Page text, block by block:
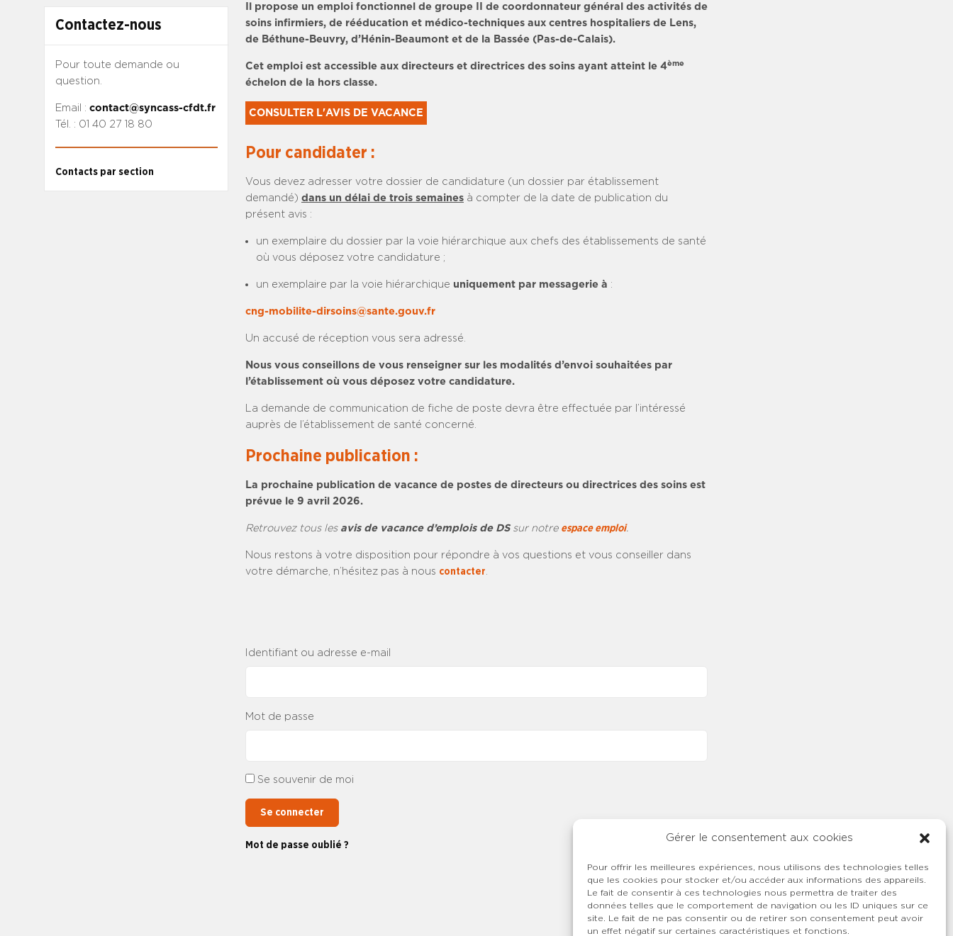
Gérer le consentement aux cookies
Pour offrir les meilleures expériences, nous utilisons des technologies telles
que les cookies pour stocker et/ou accéder aux informations des appareils.
Le fait de consentir à ces technologies nous permettra de traiter des
données telles que le comportement de navigation ou les ID uniques sur ce
site. Le fait de ne pas consentir ou de retirer son consentement peut avoir
un effet négatif sur certaines caractéristiques et fonctions.
Contactez-nous
Pour toute demande ou
question.
Email : contact@syncass-cfdt.fr
Tél. : 01 40 27 18 80
Contacts par section
Il propose un emploi fonctionnel de groupe II de coordonnateur général des activités de
soins infirmiers, de rééducation et médico-techniques aux centres hospitaliers de Lens,
de Béthune-Beuvry, d’Hénin-Beaumont et de la Bassée (Pas-de-Calais).
Cet emploi est accessible aux directeurs et directrices des soins ayant atteint le 4ème
échelon de la hors classe.
CONSULTER L'AVIS DE VACANCE
Pour candidater :
Vous devez adresser votre dossier de candidature (un dossier par établissement
demandé) dans un délai de trois semaines à compter de la date de publication du
présent avis :
un exemplaire du dossier par la voie hiérarchique aux chefs des établissements de santé
où vous déposez votre candidature ;
un exemplaire par la voie hiérarchique uniquement par messagerie à :
cng-mobilite-dirsoins@sante.gouv.fr
Un accusé de réception vous sera adressé.
Nous vous conseillons de vous renseigner sur les modalités d’envoi souhaitées par
l’établissement où vous déposez votre candidature.
La demande de communication de fiche de poste devra être effectuée par l’intéressé
auprès de l’établissement de santé concerné.
Prochaine publication :
La prochaine publication de vacance de postes de directeurs ou directrices des soins est
prévue le 9 avril 2026.
Retrouvez tous les avis de vacance d’emplois de DS sur notre espace emploi.
Nous restons à votre disposition pour répondre à vos questions et vous conseiller dans
votre démarche, n’hésitez pas à nous contacter
Identifiant ou adresse e-mail
Mot de passe
Se souvenir de moi
Se connecter
Mot de passe oublié ?